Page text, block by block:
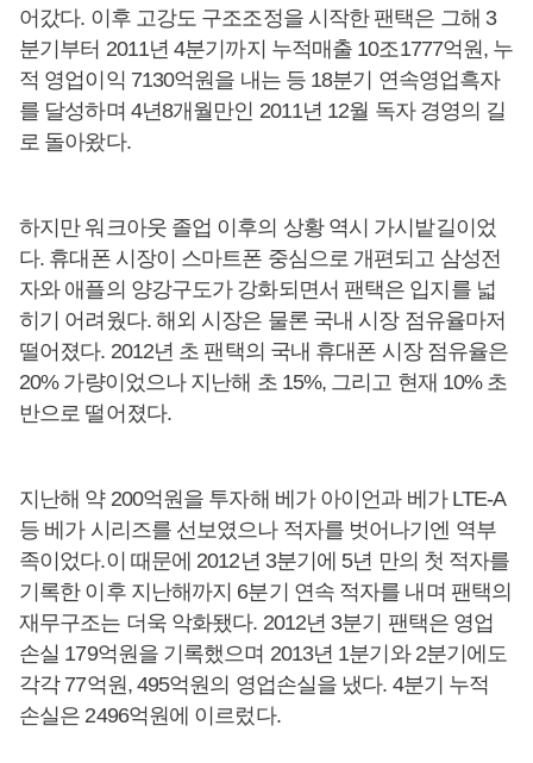
어갔다. 이후 고강도 구조조정을 시작한 팬택은 그해 3
분기부터 2011년 4분기까지 누적매출 10조1777억원, 누
적 영업이익 7130억원을 내는 등 18분기 연속영업흑자
를 달성하며 4년8개월만인 2011년 12월 독자 경영의 길
로 돌아왔다.
하지만 워크아웃 졸업 이후의 상황 역시 가시밭길이었
다. 휴대폰 시장이 스마트폰 중심으로 개편되고 삼성전
자와 애플의 양강구도가 강화되면서 팬택은 입지를 넓
히기 어려웠다. 해외 시장은 물론 국내 시장 점유율마저
떨어졌다. 2012년 초 팬택의 국내 휴대폰 시장 점유율은
20% 가량이었으나 지난해 초 15%, 그리고 현재 10% 초
반으로 떨어졌다.
지난해 약 200억원을 투자해 베가 아이언과 베가 LTE-A
등 베가 시리즈를 선보였으나 적자를 벗어나기엔 역부
족이었다.이 때문에 2012년 3분기에 5년 만의 첫 적자를
기록한 이후 지난해까지 6분기 연속 적자를 내며 팬택의
재무구조는 더욱 악화됐다. 2012년 3분기 팬택은 영업
손실 179억원을 기록했으며 2013년 1분기와 2분기에도
각각 77억원, 495억원의 영업손실을 냈다. 4분기 누적
손실은 2496억원에 이르렀다.